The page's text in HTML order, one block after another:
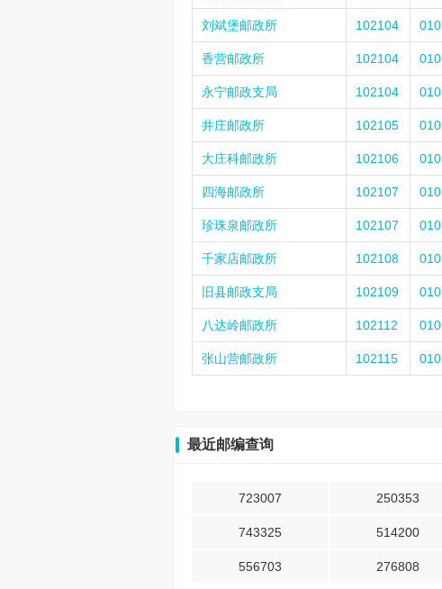
刘斌堡邮政所 102104 010
香营邮政所 102104 010
永宁邮政支局 102104 010
井庄邮政所 102105 010
大庄科邮政所 102106 010
四海邮政所 102107 010
珍珠泉邮政所 102107 010
千家店邮政所 102108 010
旧县邮政支局 102109 010
八达岭邮政所 102112 010
张山营邮政所 102115 010
最近邮编查询
723007 250353
743325 514200
556703 276808